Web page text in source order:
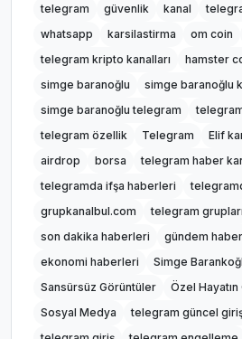
telegram
güvenlik kanal
whatsapp
karsilastirma om coin
telegram kripto kanalları
hamster
simge baranoğlu
simge baranoğlu
simge baranoğlu telegram
telegram özellik
Telegram
Elif
airdrop
borsa
telegram haber
telegramda ifşa haberleri
grupkanalbul.com
telegram grupları
son dakika haberleri
gündem
ekonomi haberleri
Simge
Sansürsüz Görüntüler
Özel Hayatın
Sosyal Medya
telegram güncel